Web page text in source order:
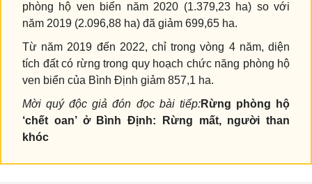
phòng hộ ven biển năm 2020 (1.379,23 ha) so với
năm 2019 (2.096,88 ha) đã giảm 699,65 ha.
Từ năm 2019 đến 2022, chỉ trong vòng 4 năm, diện
tích đất có rừng trong quy hoạch chức năng phòng hộ
ven biển của Bình Định giảm 857,1 ha.
Mời quý độc giả đón đọc bài tiếp:Rừng phòng hộ
‘chết oan’ ở Bình Định: Rừng mất, người than
khóc